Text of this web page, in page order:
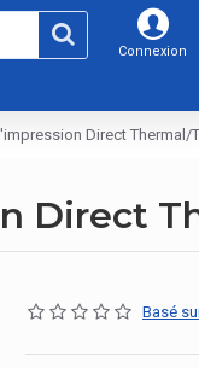
Connexion
Direct Thermal/
Direct
Basé